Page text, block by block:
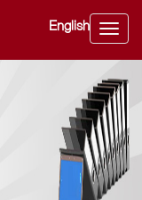
Toggle
English